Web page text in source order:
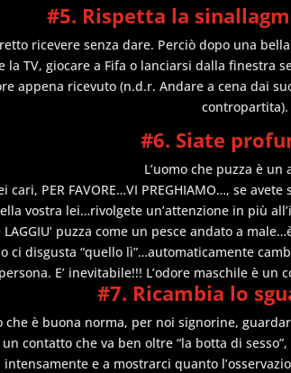
#5. Rispetta la
ricevere senza dare. Perciò dopo una
la TV, giocare a Fifa o lanciarsi dalla finestra
appena ricevuto (n.d.r. Andare a cena dai
contropartita).
#6. Siate
L’uomo che puzza è un
cari, PER FAVORE…VI PREGHIAMO…, se
vostra lei…rivolgete un’attenzione in più
puzza come un pesce andato a
ci disgusta “quello lì”…automaticamente
persona. E’ inevitabile!!! L’odore maschile è un
#7. Ricambia lo
che è buona norma, per noi signorine,
contatto che va ben oltre “la botta di
e a mostrarci quanto